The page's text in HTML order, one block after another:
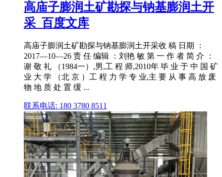
高庙子膨润土矿勘探与钠基膨润土开
采_百度文库
高庙子膨润土矿勘探与钠基膨润土开采收 稿 日期 ：
2017—10—26 责 任 编辑 ：刘艳 敏 第 一 作 者 简 介 ：
谢 敬 礼 （1984一）,男,工 程 师,2010年 毕 业 于 中 国 矿
业 大 学 （北 京 ）工 程 力 学 专 业,主 要 从 事 高 放 废
物 地 质 处 置 缓 ...
联系电话: 180 3780 8511